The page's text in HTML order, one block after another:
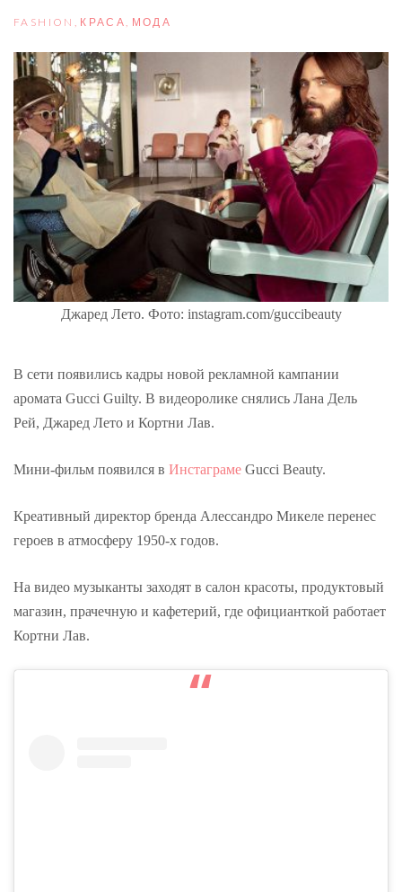
FASHION , КРАСА, МОДА
Джаред Лето. Фото: instagram.com/guccibeauty
В сети появились кадры новой рекламной кампании
аромата Gucci Guilty. В видеоролике снялись Лана Дель
Рей, Джаред Лето и Кортни Лав.
Мини-фильм появился в Инстаграме Gucci Beauty.
Креативный директор бренда Алессандро Микеле перенес
героев в атмосферу 1950-х годов.
На видео музыканты заходят в салон красоты, продуктовый
магазин, прачечную и кафетерий, где официанткой работает
Кортни Лав.